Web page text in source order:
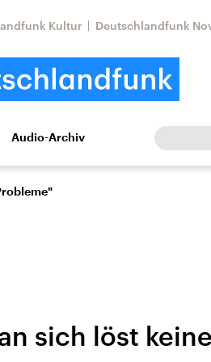
Kultur Deutschlandfunk
Kultur Europa
Lage und
Iran
Audio-Archiv
sich löst